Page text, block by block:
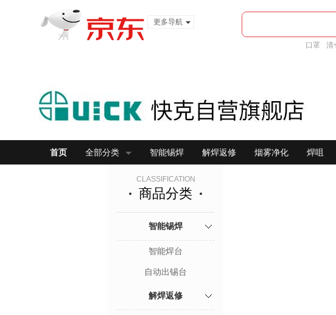
更多导航
口罩 清
首页 全部分类 智能锡焊 解焊返修 烟雾净化 焊咀
CLASSIFICATION
商品分类
智能锡焊
智能焊台
自动出锡台
解焊返修